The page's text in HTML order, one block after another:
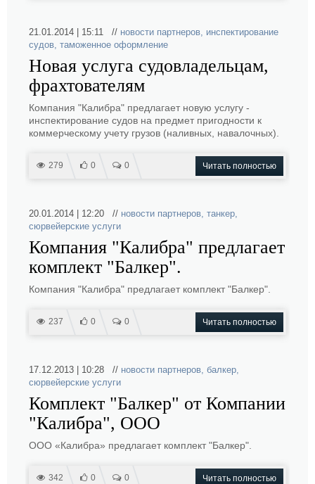
21.01.2014 | 15:11 // новости партнеров, инспектирование
судов, таможенное оформление
Новая услуга судовладельцам,
фрахтователям
Компания "Калибра" предлагает новую услугу -
инспектирование судов на предмет пригодности к
коммерческому учету грузов (наливных, навалочных).
279 0 0 Читать полностью
20.01.2014 | 12:20 // новости партнеров, танкер,
сюрвейерские услуги
Компания "Калибра" предлагает
комплект "Балкер".
Компания "Калибра" предлагает комплект "Балкер".
237 0 0 Читать полностью
17.12.2013 | 10:28 // новости партнеров, балкер,
сюрвейерские услуги
Комплект "Балкер" от Компании
"Калибра", ООО
ООО «Калибра» предлагает комплект "Балкер".
342 0 0 Читать полностью